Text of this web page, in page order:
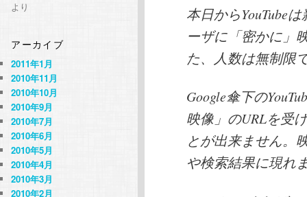
本日からYouTube
ーザに「密かに」
た、人数は無制限
Google傘下の
映像」のURLを受
とが出来ません。
や検索結果に現れ
より
アーカイブ
2011年1月
2010年11月
2010年10月
2010年9月
2010年7月
2010年6月
2010年5月
2010年4月
2010年3月
2010年2月